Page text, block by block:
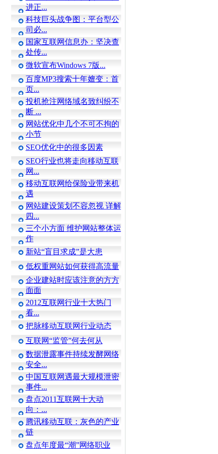
进正...
科技巨头战争图：平台型公
司必...
国家互联网信息办：坚决查
处传...
微软宣布Windows 7版...
百度MP3搜索十年嬗变：首
页...
投机抢注网络域名致纠纷不
断 ...
网站优化中几个不可不拘的
小节
SEO优化中的很多因素
SEO行业也将走向移动互联
网...
移动互联网给保险业带来机
遇
网站建设策划不容忽视 详解
四...
三个小方面 维护网站整体运
作
新站“盲目求成”是大患
低权重网站如何获得高流量
企业建站时应该注意的方方
面面
2012互联网行业十大热门
看...
把脉移动互联网行业动态
互联网“监管”何去何从
数据泄露事件持续发酵网络
安全...
中国互联网遇最大规模泄密
事件...
盘点2011互联网十大动
向：...
腾讯移动互联：灰色的产业
链
盘点年度最“潮”网络职业